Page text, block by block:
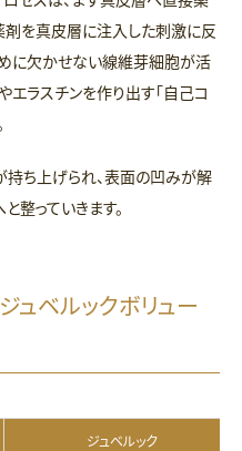
剤を真皮層に注入した刺激に反
に欠かせない線維芽細胞が活
ラスチンを作り出す「自己コ
持ち上げられ、表面の凹みが解
整っていきます。
ュベルックボリュー
ジュベルック